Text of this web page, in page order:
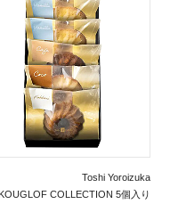
Toshi Yoroizuka
KOUGLOF COLLECTION 5個入り